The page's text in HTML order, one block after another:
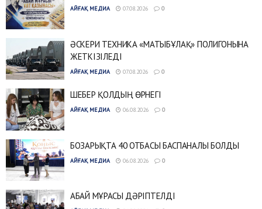
АЙҒАҚ МЕДИА 07.08.2026 0
ӘСКЕРИ ТЕХНИКА «МАТЫБҰЛАҚ» ПОЛИГОНЫНА
ЖЕТКІЗІЛЕДІ
АЙҒАҚ МЕДИА 07.08.2026 0
ШЕБЕР ҚОЛДЫҢ ӨРНЕГІ
АЙҒАҚ МЕДИА 06.08.2026 0
БОЗАРЫҚТА 40 ОТБАСЫ БАСПАНАЛЫ БОЛДЫ
АЙҒАҚ МЕДИА 06.08.2026 0
АБАЙ МҰРАСЫ ДӘРІПТЕЛДІ